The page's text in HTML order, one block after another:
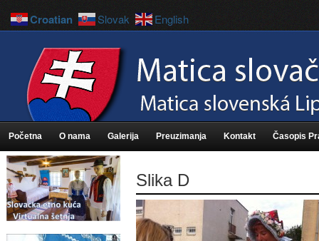
Početna O nama Galerija Preuzimanja Kontakt Časopis
Slika D
Croatian Slovak English